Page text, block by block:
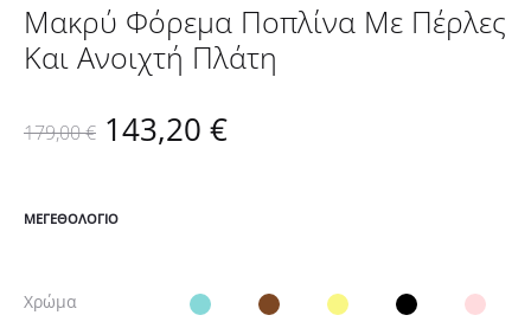
Μακρύ Φόρεμα Ποπλίνα Με Πέρλες
Και Ανοιχτή Πλάτη
179,00€ Original
179,00 €.
143,20 €Η
είναι:
ΜΕΓΕΘΟΛΌΓΙΟ
Χρώμα